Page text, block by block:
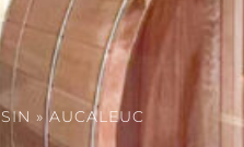
»AUCALEUC